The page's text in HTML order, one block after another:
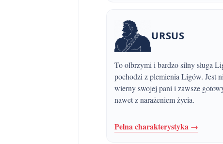
URSUS
To olbrzymi i bardzo silny sługa Ligii, który
pochodzi z plemienia Ligów. Jest
wierny swojej pani i zawsze
nawet z narażeniem życia.
Pelna charakterystyka →